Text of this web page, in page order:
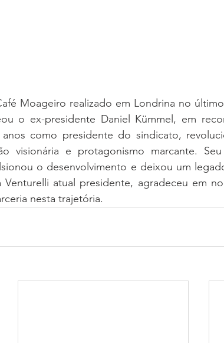
Moageiro realizado em Londrina no
o ex-presidente Daniel Kümmel, em
como presidente do sindicato,
visionária e protagonismo marcante. Seu
o desenvolvimento e deixou um
Venturelli atual presidente, agradeceu em
nesta trajetória.